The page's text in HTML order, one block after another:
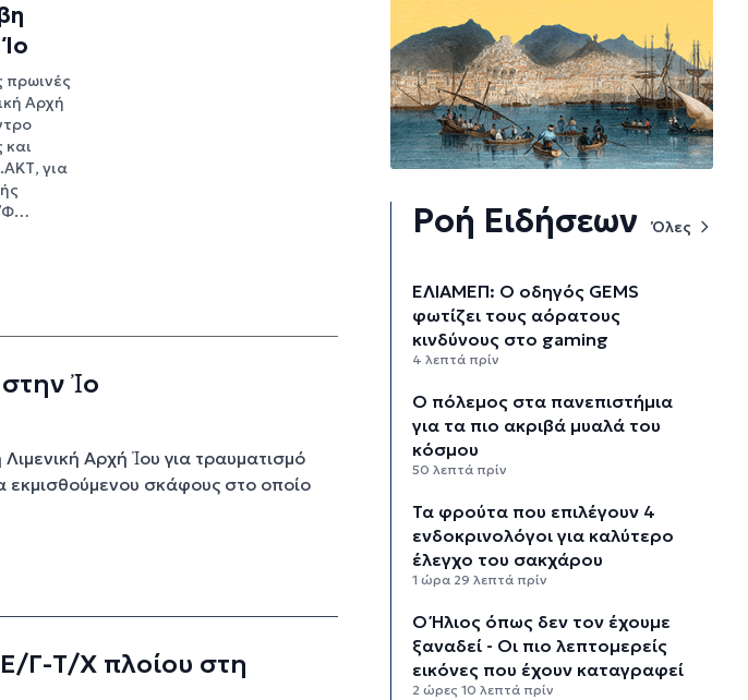
πρωινές
Αρχή
και
για
Φ…
Ἰο
Αρχή Ἰου για τραυματισμό
σκάφους στο οποίο
Γ-Τ/Χ πλοίου στη
Ροή Ειδήσεων Όλες
ΕΛΙΑΜΕΠ: Ο οδηγός GEMS
φωτίζει τους αόρατους
κινδύνους στο gaming
4 λεπτά πρίν
Ο πόλεμος στα πανεπιστήμια
για τα πιο ακριβά μυαλά του
κόσμου
50 λεπτά πρίν
Τα φρούτα που επιλέγουν 4
ενδοκρινολόγοι για καλύτερο
έλεγχο του σακχάρου
1 ώρα 29 λεπτά πρίν
Ο Ήλιος όπως δεν τον έχουμε
ξαναδεί - Οι πιο λεπτομερείς
εικόνες που έχουν καταγραφεί
2 ώρες 10 λεπτά πρίν